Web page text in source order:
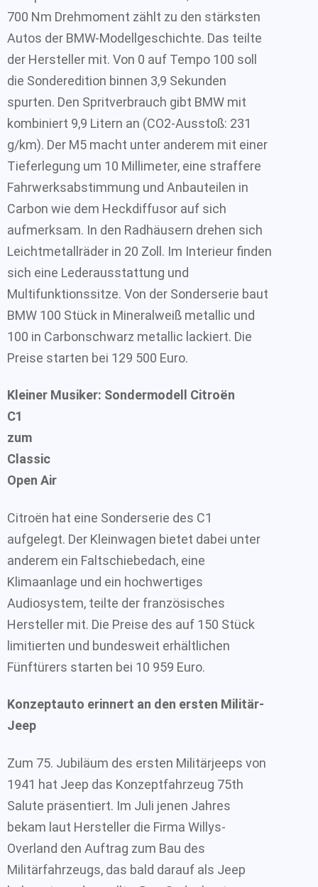
700 Nm Drehmoment zählt zu den stärksten
Autos der BMW-Modellgeschichte. Das teilte
der Hersteller mit. Von 0 auf Tempo 100 soll
die Sonderedition binnen 3,9 Sekunden
spurten. Den Spritverbrauch gibt BMW mit
kombiniert 9,9 Litern an (CO2-Ausstoß: 231
g/km). Der M5 macht unter anderem mit einer
Tieferlegung um 10 Millimeter, eine straffere
Fahrwerksabstimmung und Anbauteilen in
Carbon wie dem Heckdiffusor auf sich
aufmerksam. In den Radhäusern drehen sich
Leichtmetallräder in 20 Zoll. Im Interieur finden
sich eine Lederausstattung und
Multifunktionssitze. Von der Sonderserie baut
BMW 100 Stück in Mineralweiß metallic und
100 in Carbonschwarz metallic lackiert. Die
Preise starten bei 129 500 Euro.
Kleiner Musiker: Sondermodell Citroën
C1
zum
Classic
Open Air
Citroën hat eine Sonderserie des C1
aufgelegt. Der Kleinwagen bietet dabei unter
anderem ein Faltschiebedach, eine
Klimaanlage und ein hochwertiges
Audiosystem, teilte der französisches
Hersteller mit. Die Preise des auf 150 Stück
limitierten und bundesweit erhältlichen
Fünftürers starten bei 10 959 Euro.
Konzeptauto erinnert an den ersten Militär-
Jeep
Zum 75. Jubiläum des ersten Militärjeeps von
1941 hat Jeep das Konzeptfahrzeug 75th
Salute präsentiert. Im Juli jenen Jahres
bekam laut Hersteller die Firma Willys-
Overland den Auftrag zum Bau des
Militärfahrzeugs, das bald darauf als Jeep